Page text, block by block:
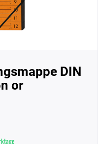
DIN
or